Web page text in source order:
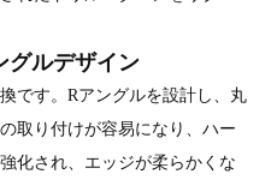
グルデザイン
です。Rアングルを設計し、丸
取り付けが容易になり、ハー
化され、エッジが柔らかくな